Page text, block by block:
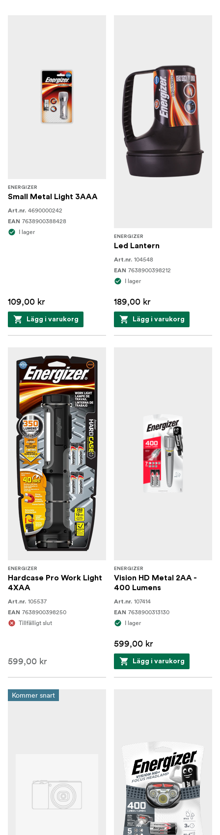
ENERGIZER
Small Metal Light 3AAA
Art.nr. 4690000242
EAN 7638900388428
I lager
109,00 kr
Lägg i varukorg
ENERGIZER
Led Lantern
Art.nr. 104548
EAN 7638900398212
I lager
189,00 kr
Lägg i varukorg
ENERGIZER
Hardcase Pro Work Light
4XAA
Art.nr. 105537
EAN 7638900398250
Tillfälligt slut
599,00 kr
ENERGIZER
Vision HD Metal 2AA -
400 Lumens
Art.nr. 107414
EAN 7638900313130
I lager
599,00 kr
Lägg i varukorg
Kommer snart